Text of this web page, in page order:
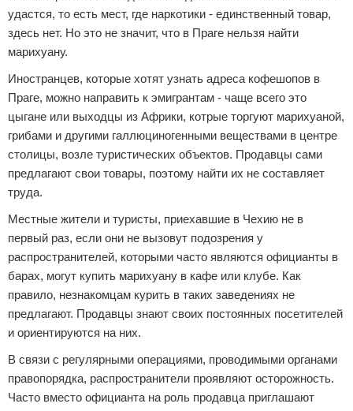
удастся, то есть мест, где наркотики - единственный товар,
здесь нет. Но это не значит, что в Праге нельзя найти
марихуану.
Иностранцев, которые хотят узнать адреса кофешопов в
Праге, можно направить к эмигрантам - чаще всего это
цыгане или выходцы из Африки, котрые торгуют марихуаной,
грибами и другими галлюциногенными веществами в центре
столицы, возле туристических объектов. Продавцы сами
предлагают свои товары, поэтому найти их не составляет
труда.
Местные жители и туристы, приехавшие в Чехию не в
первый раз, если они не вызовут подозрения у
распространителей, которыми часто являются официанты в
барах, могут купить марихуану в кафе или клубе. Как
правило, незнакомцам курить в таких заведениях не
предлагают. Продавцы знают своих постоянных посетителей
и ориентируются на них.
В связи с регулярными операциями, проводимыми органами
правопорядка, распространители проявляют осторожность.
Часто вместо официанта на роль продавца приглашают